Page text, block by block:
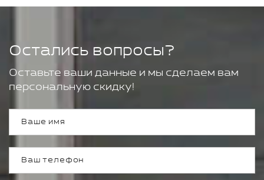
Остались вопросы?
Оставьте ваши данные и мы сделаем вам
персональную скидку!